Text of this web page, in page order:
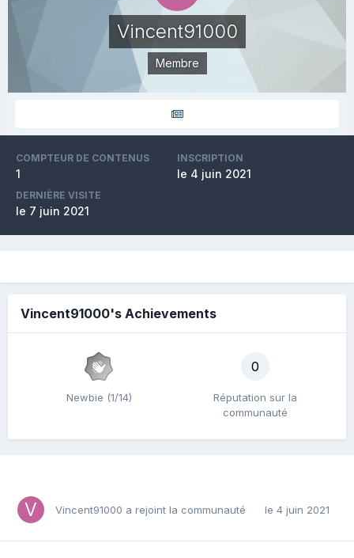
Vincent91000
Membre
COMPTEUR DE CONTENUS
1
INSCRIPTION
le 4 juin 2021
DERNIÈRE VISITE
le 7 juin 2021
Vincent91000's Achievements
Newbie (1/14)
0
Réputation sur la
communauté
Vincent91000 a rejoint la communauté le 4 juin 2021